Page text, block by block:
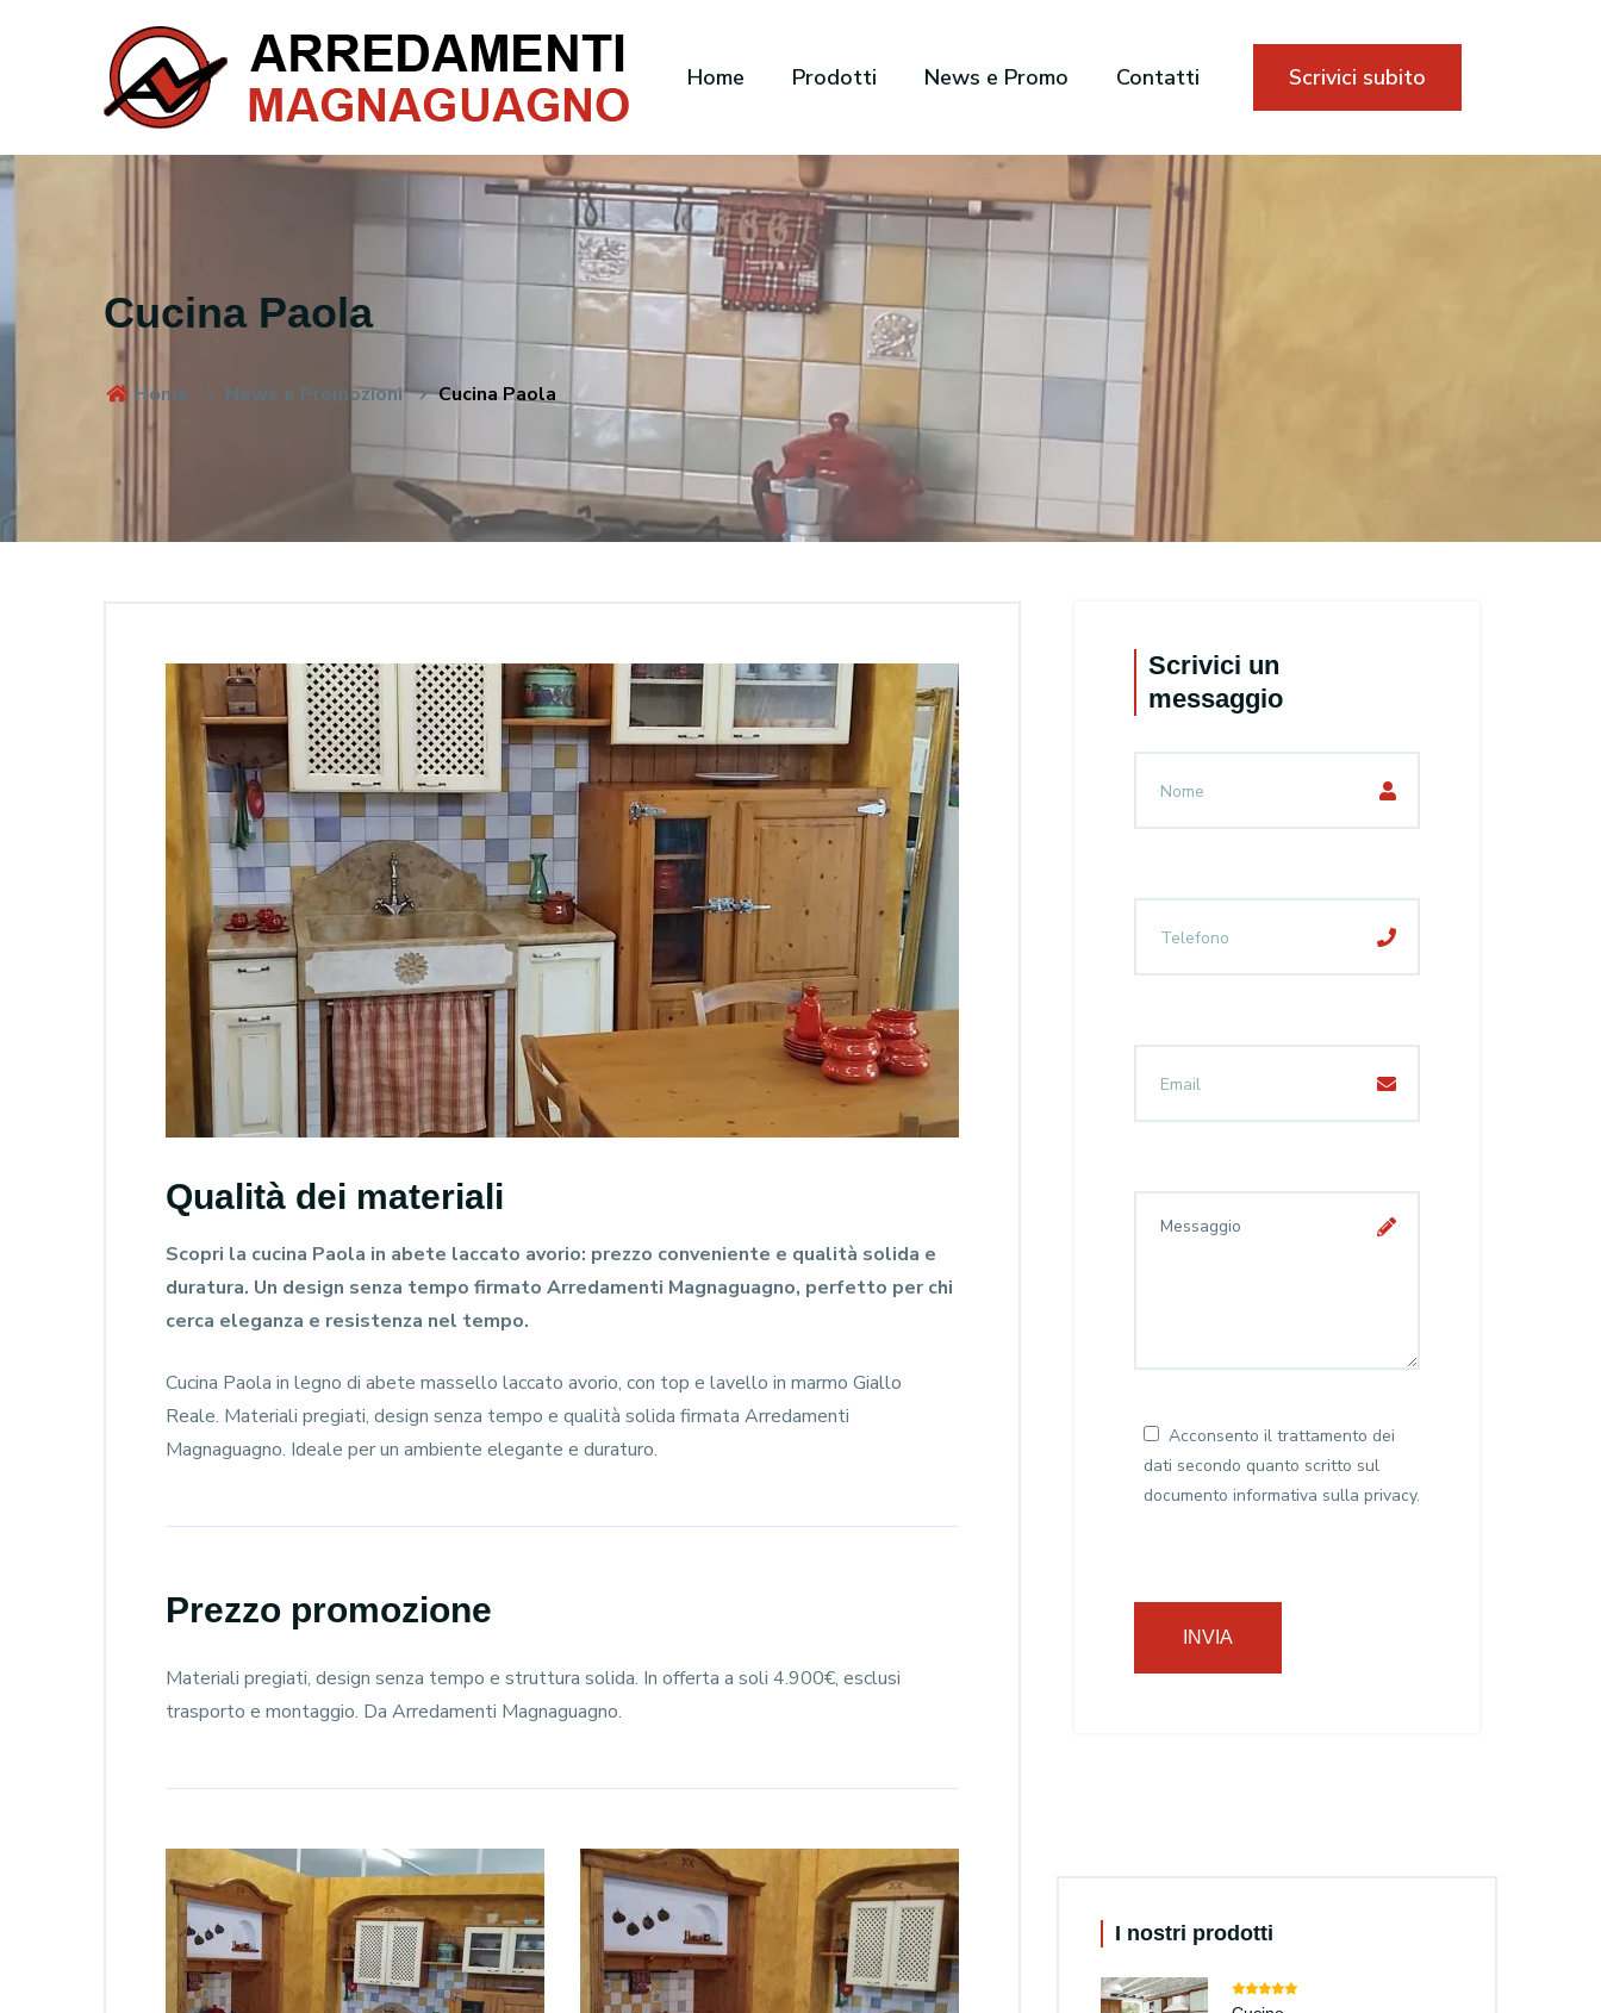
Home Prodotti News e Promo Contatti Scrivici subito
Cucina Paola
Home News e Promozioni Cucina Paola
Qualità dei materiali
Scopri la cucina Paola in abete laccato avorio: prezzo conveniente e qualità solida e
duratura. Un design senza tempo firmato Arredamenti Magnaguagno, perfetto per chi
cerca eleganza e resistenza nel tempo.
Cucina Paola in legno di abete massello laccato avorio, con top e lavello in marmo Giallo
Reale. Materiali pregiati, design senza tempo e qualità solida firmata Arredamenti
Magnaguagno. Ideale per un ambiente elegante e duraturo.
Prezzo promozione
Materiali pregiati, design senza tempo e struttura solida. In offerta a soli 4.900€, esclusi
trasporto e montaggio. Da Arredamenti Magnaguagno.
Scrivici un
messaggio
Acconsento il trattamento dei
dati secondo quanto scritto sul
documento informativa sulla privacy.
INVIA
I nostri prodotti